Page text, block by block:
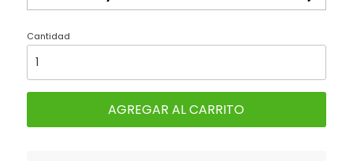
Cantidad
AGREGAR AL CARRITO